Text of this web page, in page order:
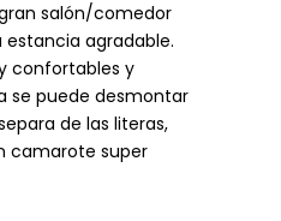
salón/comedor
agradable.
confortables y
se puede desmontar
de las literas,
camarote super